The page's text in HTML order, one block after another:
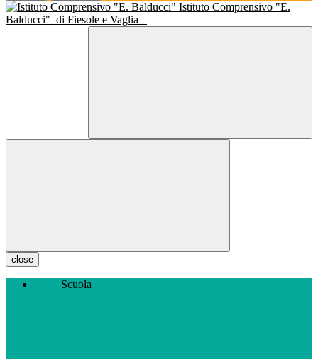
Istituto Comprensivo "E.
Balducci" di Fiesole e Vaglia
close
Scuola